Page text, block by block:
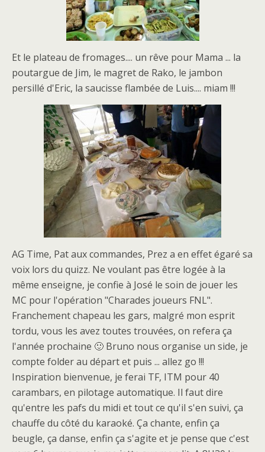
Et le plateau de fromages.... un rêve pour Mama ... la
poutargue de Jim, le magret de Rako, le jambon
persillé d'Eric, la saucisse flambée de Luis.... miam !!!
AG Time, Pat aux commandes, Prez a en effet égaré sa
voix lors du quizz. Ne voulant pas être logée à la
même enseigne, je confie à José le soin de jouer les
MC pour l'opération "Charades joueurs FNL".
Franchement chapeau les gars, malgré mon esprit
tordu, vous les avez toutes trouvées, on refera ça
l'année prochaine 🙂 Bruno nous organise un side, je
compte folder au départ et puis ... allez go !!!
Inspiration bienvenue, je ferai TF, ITM pour 40
carambars, en pilotage automatique. Il faut dire
qu'entre les pafs du midi et tout ce qu'il s'en suivi, ça
chauffe du côté du karaoké. Ça chante, enfin ça
beugle, ça danse, enfin ça s'agite et je pense que c'est